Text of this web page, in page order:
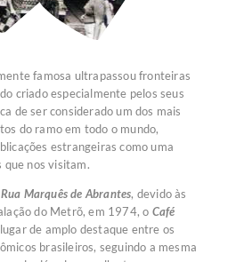
famosa ultrapassou fronteiras
criado especialmente pelos seus
de ser considerado um dos mais
do ramo em todo o mundo,
estrangeiras como uma
nos visitam.
Rua Marquês de Abrantes, devido às
do Metrõ, em 1974, o Café
de amplo destaque entre os
brasileiros, seguindo a mesma